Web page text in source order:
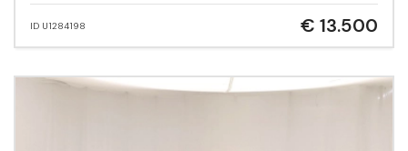
ID U1284198 € 13.500